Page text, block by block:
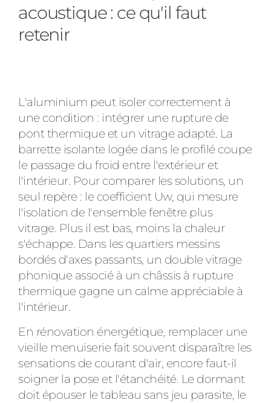
acoustique : ce qu'il faut
retenir
L'aluminium peut isoler correctement à
une condition : intégrer une rupture de
pont thermique et un vitrage adapté. La
barrette isolante logée dans le profilé coupe
le passage du froid entre l'extérieur et
l'intérieur. Pour comparer les solutions, un
seul repère : le coefficient Uw, qui mesure
l'isolation de l'ensemble fenêtre plus
vitrage. Plus il est bas, moins la chaleur
s'échappe. Dans les quartiers messins
bordés d'axes passants, un double vitrage
phonique associé à un châssis à rupture
thermique gagne un calme appréciable à
l'intérieur.
En rénovation énergétique, remplacer une
vieille menuiserie fait souvent disparaître les
sensations de courant d'air, encore faut-il
soigner la pose et l'étanchéité. Le dormant
doit épouser le tableau sans jeu parasite, le